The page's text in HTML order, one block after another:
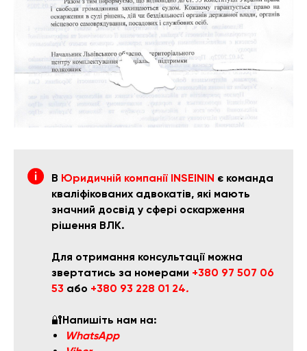
В Юридичній компанії INSEININ є команда
кваліфікованих адвокатів, які мають
значний досвід у сфері оскарження
рішення ВЛК.
Для отримання консультації можна
звертатись за номерами +380 97 507 06
53 або +380 93 228 01 24.
🔐Напишіть нам на:
WhatsApp